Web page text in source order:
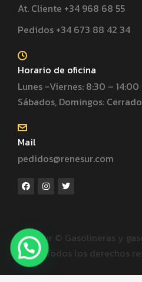
At. Cliente +34 968 68 55
Pedidos +34 673 88 42 34
Horario de oficina
Lunes -Viernes: 8:30 –
Sábados, Domingos: Cerrado
Mail
pedidos@renesur.com
Renesur © Gasolineras y
2020. Todos los derechos